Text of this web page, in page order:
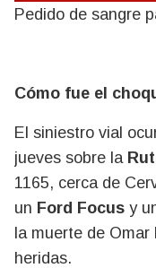
Pedido de sangre
Cómo fue el
El siniestro vial
jueves sobre la
1165, cerca de
un Ford Focus y
la muerte de Omar
heridas.